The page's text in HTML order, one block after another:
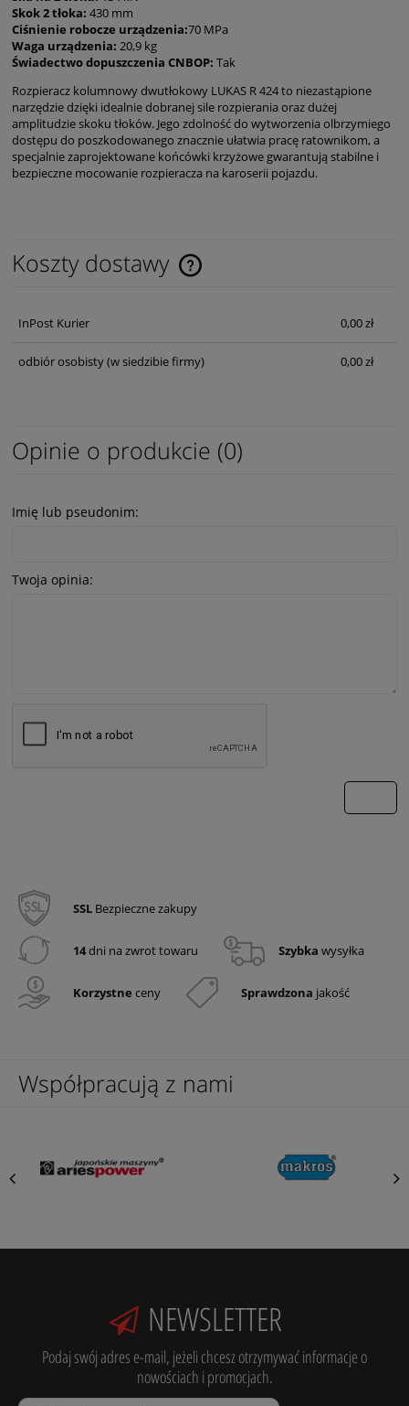
Skok 2 tłoka: 430 mm
Ciśnienie robocze urządzenia:70 MPa
Waga urządzenia: 20,9 kg
Świadectwo dopuszczenia CNBOP: Tak
Rozpieracz kolumnowy dwutłokowy LUKAS R 424 to niezastąpione
narzędzie dzięki idealnie dobranej sile rozpierania oraz dużej
amplitudzie skoku tłoków. Jego zdolność do wytworzenia olbrzymiego
dostępu do poszkodowanego znacznie ułatwia pracę ratownikom, a
specjalnie zaprojektowane końcówki krzyżowe gwarantują stabilne i
bezpieczne mocowanie rozpieracza na karoserii pojazdu.
Koszty dostawy
Cena nie zawiera ewentualnych kosztów płatności
InPost Kurier 0,00 zł
odbiór osobisty(w siedzibie firmy) 0,00 zł
Opinie o produkcie (0)
Imię lub pseudonim:
Twoja opinia:
SSL Bezpieczne zakupy
14dni na zwrot towaru Szybka wysyłka
Korzystne ceny Sprawdzona jakość
Współpracują z nami
NEWSLETTER
Podaj swój adres e-mail, jeżeli chcesz otrzymywać informacje o
nowościach i promocjach.